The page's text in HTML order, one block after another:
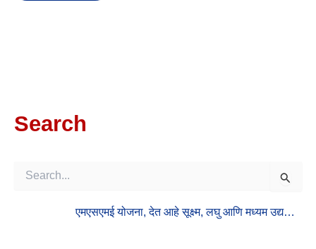
Search
एमएसएमई योजना, देत आहे सूक्ष्म, लघु आणि मध्यम उद्य…